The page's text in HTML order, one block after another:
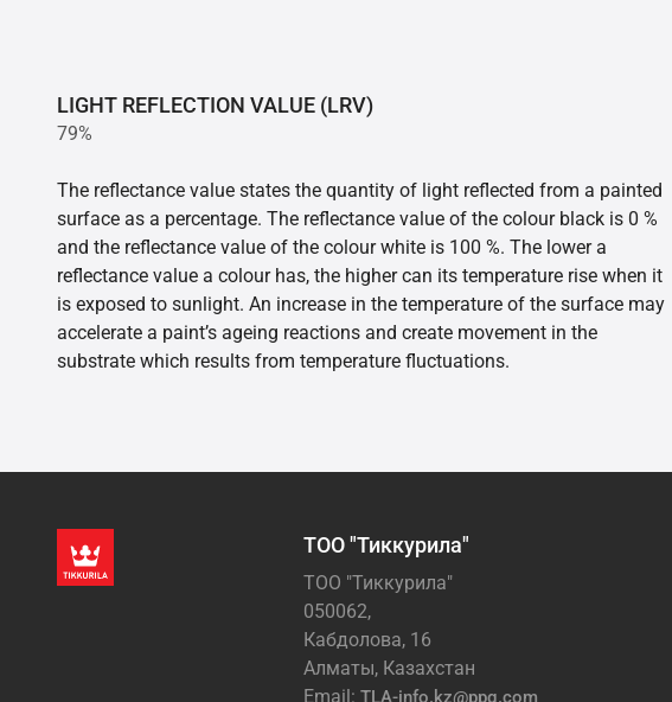
LIGHT REFLECTION VALUE (LRV)
79%
The reflectance value states the quantity of light reflected from a painted
surface as a percentage. The reflectance value of the colour black is 0 %
and the reflectance value of the colour white is 100 %. The lower a
reflectance value a colour has, the higher can its temperature rise when it
is exposed to sunlight. An increase in the temperature of the surface may
accelerate a paint’s ageing reactions and create movement in the
substrate which results from temperature fluctuations.
ТОО "Тиккурила"
ТОО "Тиккурила"
050062,
Кабдолова, 16
Алматы, Казахстан
Email: TLA-info.kz@ppg.com